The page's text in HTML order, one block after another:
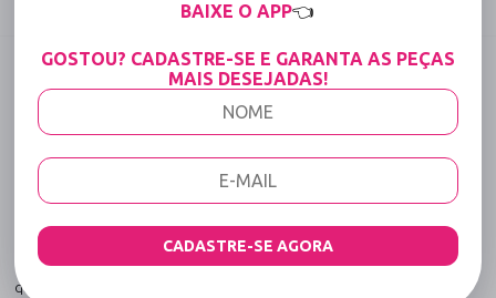
DESCRIÇÃO COMPLETA
Código identificador (SKU):
Calcinha em Liganete Animal Print com
Regulagem e Fecho - Vem cá - Zebra
O detalhe que faltava para tornar seu visual inesquecível.
A Calcinha em Liganete Animal Print com Regulagem e Fecho - Vem cá -
Zebra transcende o conceito de uma simples peça íntima para se tornar
uma aliada indispensável na jornada de autoconfiança de cada mulher.
Desenvolvida pela Sensualle Lingerie com um rigoroso padrão de
qualidade, esta peça une a suavidade das fibras premium com uma
BAIXE O APP👈
GOSTOU? CADASTRE-SE E GARANTA AS PEÇAS
MAIS DESEJADAS!
CADASTRE-SE AGORA